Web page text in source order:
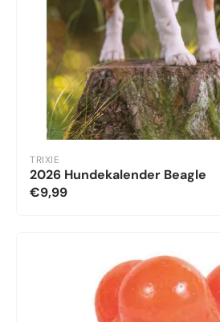
TRIXIE
2026 Hundekalender Beagle
€9,99